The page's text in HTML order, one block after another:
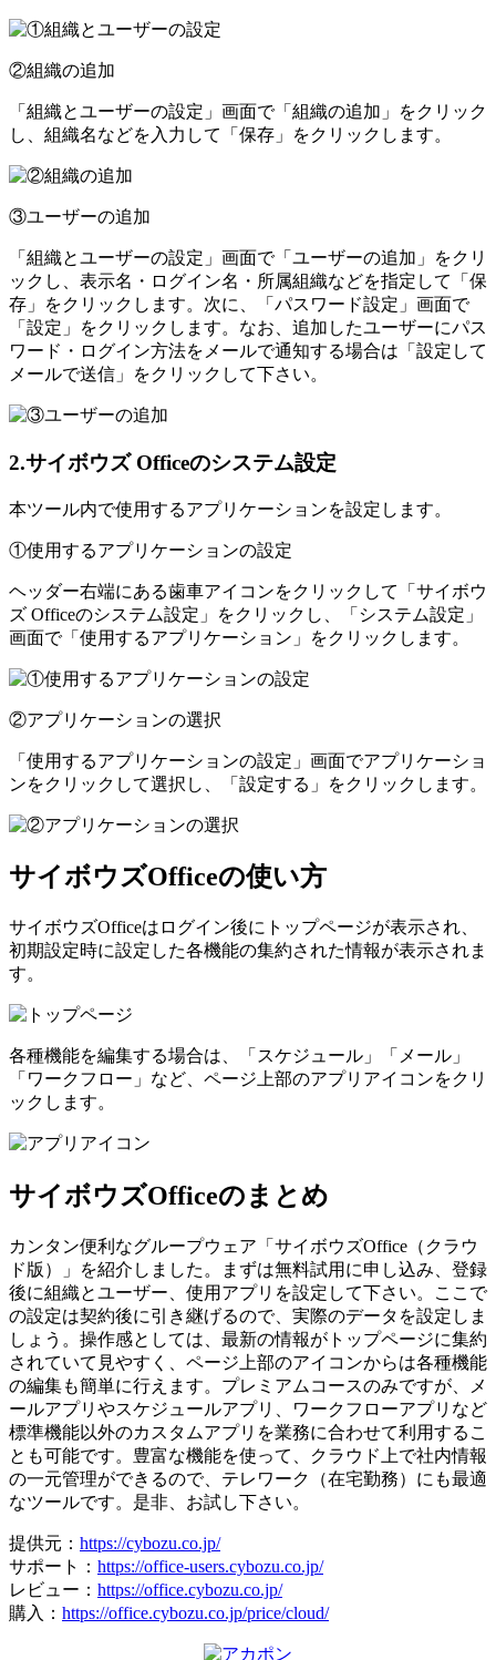
②組織の追加
「組織とユーザーの設定」画面で「組織の追加」をクリック
し、組織名などを入力して「保存」をクリックします。
③ユーザーの追加
「組織とユーザーの設定」画面で「ユーザーの追加」をクリ
ックし、表示名・ログイン名・所属組織などを指定して「保
存」をクリックします。次に、「パスワード設定」画面で
「設定」をクリックします。なお、追加したユーザーにパス
ワード・ログイン方法をメールで通知する場合は「設定して
メールで送信」をクリックして下さい。
2.サイボウズ Officeのシステム設定
本ツール内で使用するアプリケーションを設定します。
①使用するアプリケーションの設定
ヘッダー右端にある歯車アイコンをクリックして「サイボウ
ズ Officeのシステム設定」をクリックし、「システム設定」
画面で「使用するアプリケーション」をクリックします。
②アプリケーションの選択
「使用するアプリケーションの設定」画面でアプリケーショ
ンをクリックして選択し、「設定する」をクリックします。
サイボウズOfficeの使い方
サイボウズOfficeはログイン後にトップページが表示され、
初期設定時に設定した各機能の集約された情報が表示されま
す。
各種機能を編集する場合は、「スケジュール」「メール」
「ワークフロー」など、ページ上部のアプリアイコンをクリ
ックします。
サイボウズOfficeのまとめ
カンタン便利なグループウェア「サイボウズOffice（クラウ
ド版）」を紹介しました。まずは無料試用に申し込み、登録
後に組織とユーザー、使用アプリを設定して下さい。ここで
の設定は契約後に引き継げるので、実際のデータを設定しま
しょう。操作感としては、最新の情報がトップページに集約
されていて見やすく、ページ上部のアイコンからは各種機能
の編集も簡単に行えます。プレミアムコースのみですが、メ
ールアプリやスケジュールアプリ、ワークフローアプリなど
標準機能以外のカスタムアプリを業務に合わせて利用するこ
とも可能です。豊富な機能を使って、クラウド上で社内情報
の一元管理ができるので、テレワーク（在宅勤務）にも最適
なツールです。是非、お試し下さい。
提供元： https://cybozu.co.jp/
サポート： https://office-users.cybozu.co.jp/
レビュー： https://office.cybozu.co.jp/
購入： https://office.cybozu.co.jp/price/cloud/